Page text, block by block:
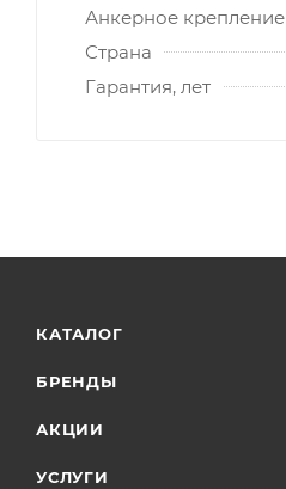
Анкерное крепление
Страна
Гарантия, лет
КАТАЛОГ
БРЕНДЫ
АКЦИИ
УСЛУГИ